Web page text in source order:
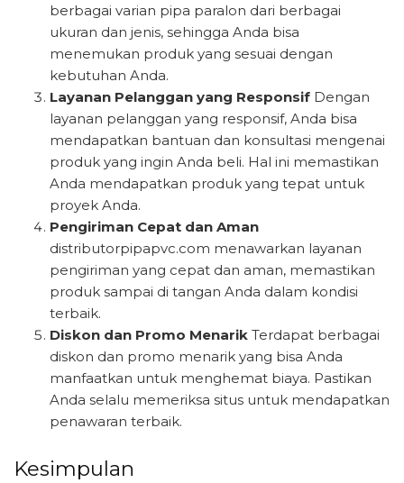
berbagai varian pipa paralon dari berbagai
ukuran dan jenis, sehingga Anda bisa
menemukan produk yang sesuai dengan
kebutuhan Anda.
Layanan Pelanggan yang Responsif Dengan
layanan pelanggan yang responsif, Anda bisa
mendapatkan bantuan dan konsultasi mengenai
produk yang ingin Anda beli. Hal ini memastikan
Anda mendapatkan produk yang tepat untuk
proyek Anda.
Pengiriman Cepat dan Aman
distributorpipapvc.com menawarkan layanan
pengiriman yang cepat dan aman, memastikan
produk sampai di tangan Anda dalam kondisi
terbaik.
Diskon dan Promo Menarik Terdapat berbagai
diskon dan promo menarik yang bisa Anda
manfaatkan untuk menghemat biaya. Pastikan
Anda selalu memeriksa situs untuk mendapatkan
penawaran terbaik.
Kesimpulan